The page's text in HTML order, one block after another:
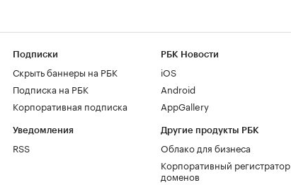
Подписки
Скрыть баннеры на РБК
Подписка на РБК
Корпоративная подписка
Уведомления
RSS
РБК Новости
iOS
Android
AppGallery
Другие продукты РБК
Облако для бизнеса
Корпоративный регистратор
доменов